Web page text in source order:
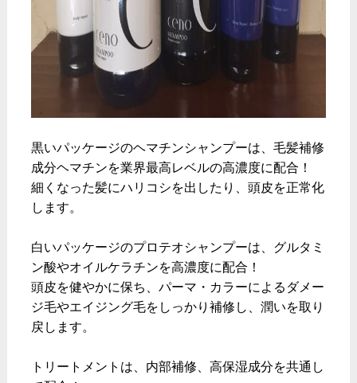
黒いパッケージのヘマチンシャンプーは、毛髪補修
成分ヘマチンを業界最高レベルの高濃度に配合！
細くなった髪にハリコシを出したり、頭皮を正常化
します。
白いパッケージのプロテオシャンプーは、グルタミ
ン酸やオイルケラチンを高濃度に配合！
頭皮を健やかに保ち、パーマ・カラーによるダメー
ジ毛やエイジング毛をしっかり補修し、潤いを取り
戻します。
トリートメントは、内部補修、高保湿成分を共通し